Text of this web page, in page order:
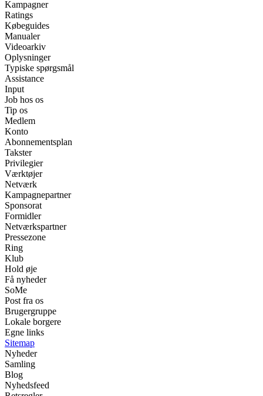
Kampagner
Ratings
Købeguides
Manualer
Videoarkiv
Oplysninger
Typiske spørgsmål
Assistance
Input
Job hos os
Tip os
Medlem
Konto
Abonnementsplan
Takster
Privilegier
Værktøjer
Netværk
Kampagnepartner
Sponsorat
Formidler
Netværkspartner
Pressezone
Ring
Klub
Hold øje
Få nyheder
SoMe
Post fra os
Brugergruppe
Lokale borgere
Egne links
Sitemap
Nyheder
Samling
Blog
Nyhedsfeed